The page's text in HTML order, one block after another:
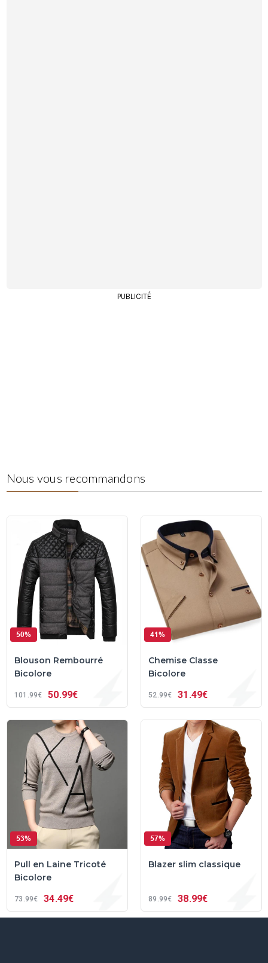
PUBLICITÉ
Nous vous recommandons
50%
Blouson Rembourré
Bicolore
101 99€ 50 99€
41%
Chemise Classe
Bicolore
52 99€ 31 49€
53%
Pull en Laine Tricoté
Bicolore
73 99€ 34 49€
57%
Blazer slim classique
89 99€ 38 99€